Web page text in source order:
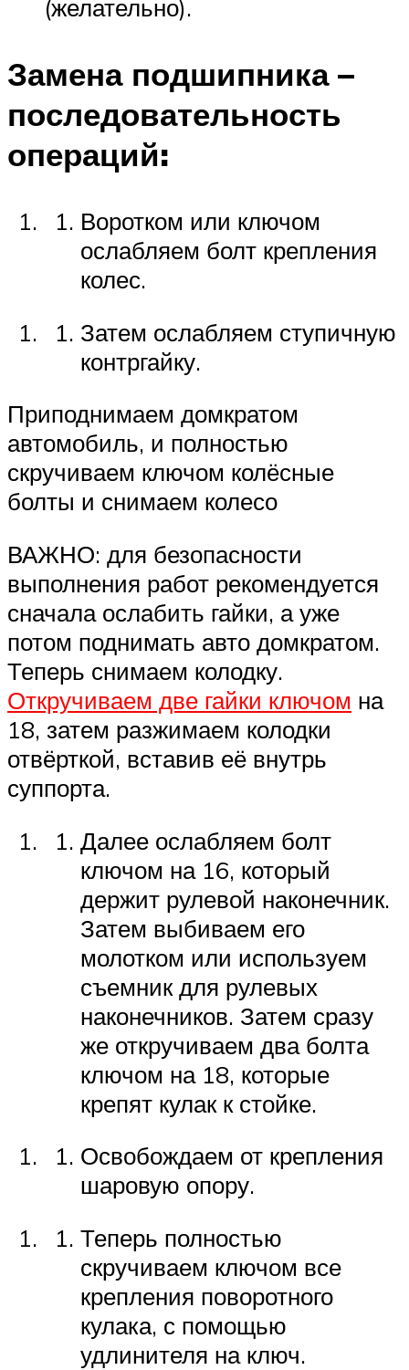
(желательно).
Замена подшипника –
последовательность
операций:
Воротком или ключом
ослабляем болт крепления
колес.
Затем ослабляем ступичную
контргайку.
Приподнимаем домкратом
автомобиль, и полностью
скручиваем ключом колёсные
болты и снимаем колесо
ВАЖНО: для безопасности
выполнения работ рекомендуется
сначала ослабить гайки, а уже
потом поднимать авто домкратом.
Теперь снимаем колодку.
Откручиваем две гайки ключом на
18, затем разжимаем колодки
отвёрткой, вставив её внутрь
суппорта.
Далее ослабляем болт
ключом на 16, который
держит рулевой наконечник.
Затем выбиваем его
молотком или используем
съемник для рулевых
наконечников. Затем сразу
же откручиваем два болта
ключом на 18, которые
крепят кулак к стойке.
Освобождаем от крепления
шаровую опору.
Теперь полностью
скручиваем ключом все
крепления поворотного
кулака, с помощью
удлинителя на ключ.